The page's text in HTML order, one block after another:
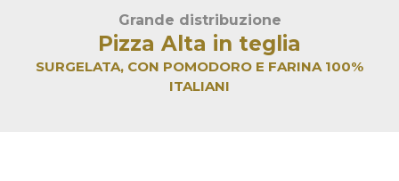
Grande distribuzione
Pizza Alta in teglia
SURGELATA, CON POMODORO E FARINA 100%
ITALIANI